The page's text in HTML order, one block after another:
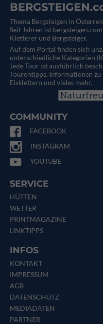
Thema Bergsteigen in
Seit Jahren ist
Kletterer und Bergsteiger.
Auf dem Portal finden sich
unterschiedliche Kategorien
Jede Tour ist ausführlich
Tourentipps, Informationen
Eisklettern und vieles mehr.
COMMUNITY
FACEBOOK
INSTAGRAM
YOUTUBE
SERVICE
HÜTTEN
WETTER
PRINTMAGAZINE
LINKTIPPS
INFOS
KONTAKT
IMPRESSUM
AGB
DATENSCHUTZ
MEDIADATEN
PARTNER